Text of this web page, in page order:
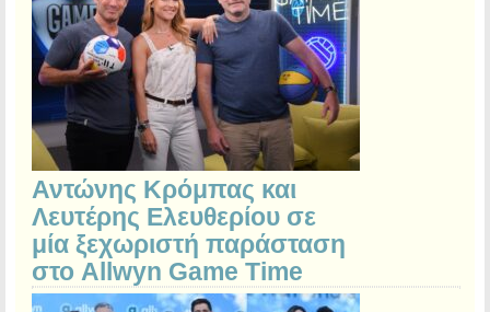
Αντώνης Κρόμπας και
Λευτέρης Ελευθερίου σε
μία ξεχωριστή παράσταση
στο Allwyn Game Time